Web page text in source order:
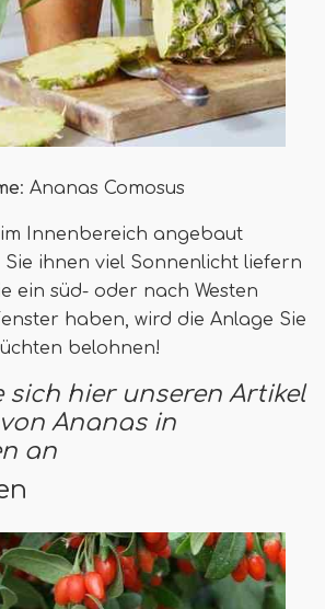
: Ananas Comosus
Innenbereich angebaut
ihnen viel Sonnenlicht liefern
ein süd- oder nach Westen
haben, wird die Anlage Sie
belohnen!
sich hier unseren Artikel
Ananas in
an